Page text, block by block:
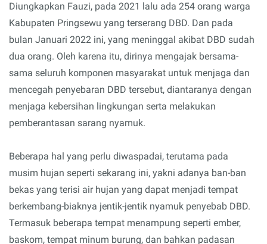
Diungkapkan Fauzi, pada 2021 lalu ada 254 orang warga
Kabupaten Pringsewu yang terserang DBD. Dan pada
bulan Januari 2022 ini, yang meninggal akibat DBD sudah
dua orang. Oleh karena itu, dirinya mengajak bersama-
sama seluruh komponen masyarakat untuk menjaga dan
mencegah penyebaran DBD tersebut, diantaranya dengan
menjaga kebersihan lingkungan serta melakukan
pemberantasan sarang nyamuk.
Beberapa hal yang perlu diwaspadai, terutama pada
musim hujan seperti sekarang ini, yakni adanya ban-ban
bekas yang terisi air hujan yang dapat menjadi tempat
berkembang-biaknya jentik-jentik nyamuk penyebab DBD.
Termasuk beberapa tempat menampung seperti ember,
baskom, tempat minum burung, dan bahkan padasan